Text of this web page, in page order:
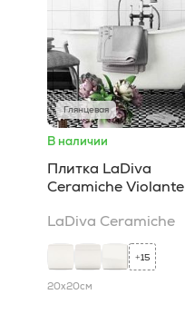
Глянцевая
В наличии
Плитка LaDiva
Сeramiche Violante
LaDiva Сeramiche
+15
20x20см